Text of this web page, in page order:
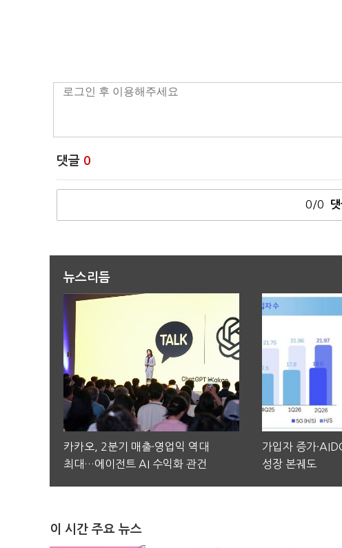
댓글 0
0/0 댓
뉴스리듬
카카오, 2분기 매출·영업익 역대
최대…에이전트 AI 수익화 관건
가입자 증가
성장 본궤도
이 시간 주요 뉴스